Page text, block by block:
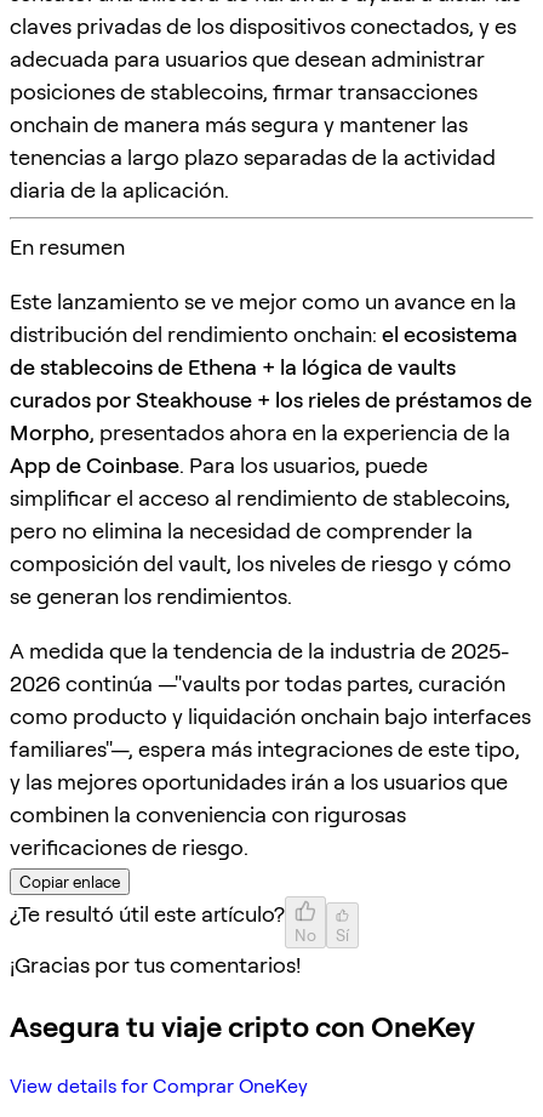
claves privadas de los dispositivos conectados, y es
adecuada para usuarios que desean administrar
posiciones de stablecoins, firmar transacciones
onchain de manera más segura y mantener las
tenencias a largo plazo separadas de la actividad
diaria de la aplicación.
En resumen
Este lanzamiento se ve mejor como un avance en la
distribución del rendimiento onchain: el ecosistema
de stablecoins de Ethena + la lógica de vaults
curados por Steakhouse + los rieles de préstamos de
Morpho, presentados ahora en la experiencia de la
App de Coinbase. Para los usuarios, puede
simplificar el acceso al rendimiento de stablecoins,
pero no elimina la necesidad de comprender la
composición del vault, los niveles de riesgo y cómo
se generan los rendimientos.
A medida que la tendencia de la industria de 2025-
2026 continúa —"vaults por todas partes, curación
como producto y liquidación onchain bajo interfaces
familiares"—, espera más integraciones de este tipo,
y las mejores oportunidades irán a los usuarios que
combinen la conveniencia con rigurosas
verificaciones de riesgo.
Copiar enlace
¿Te resultó útil este artículo?
No Sí
¡Gracias por tus comentarios!
Asegura tu viaje cripto con OneKey
View details for Comprar OneKey